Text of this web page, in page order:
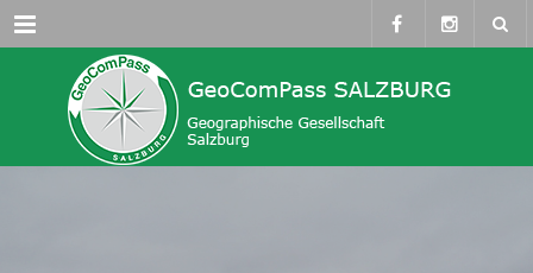
Menü